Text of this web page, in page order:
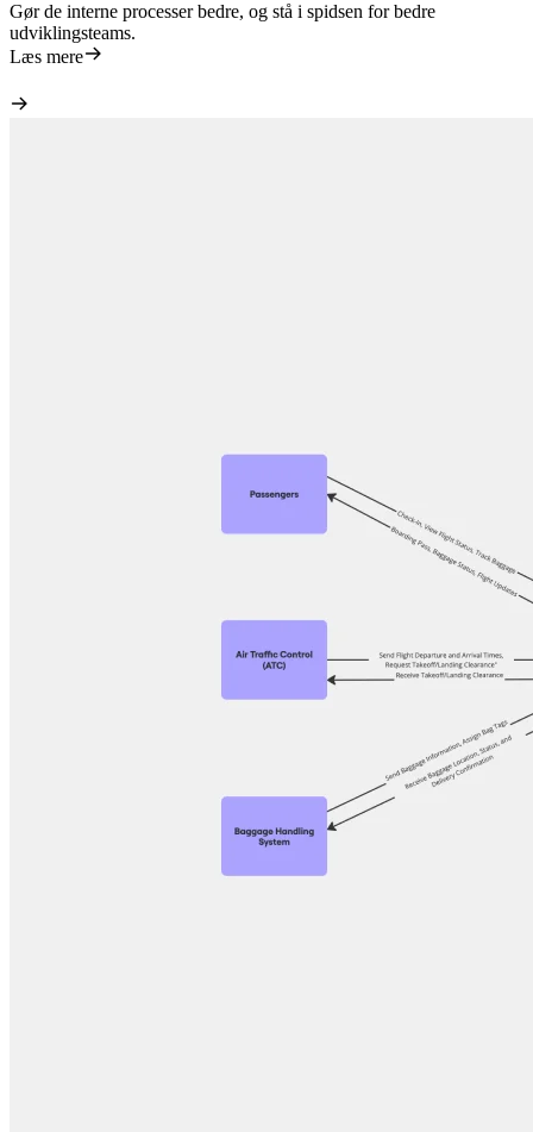
Gør de interne processer bedre, og stå i spidsen for bedre
udviklingsteams.
Læs mere